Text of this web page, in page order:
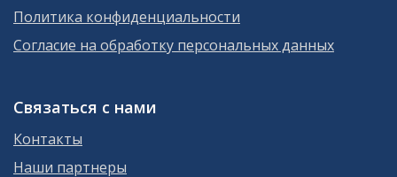
Политика конфиденциальности
Согласие на обработку персональных данных
Связаться с нами
Контакты
Наши партнеры